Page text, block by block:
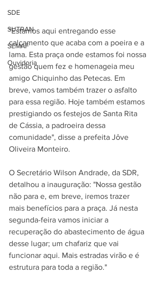
SDE
SUTRAN
SEMAF
Ouvidoria
"Estamos aqui entregando esse
calçamento que acaba com a poeira e a
lama. Esta praça onde estamos foi nossa
gestão quem fez e homenageia meu
amigo Chiquinho das Petecas. Em
breve, vamos também trazer o asfalto
para essa região. Hoje também estamos
prestigiando os festejos de Santa Rita
de Cássia, a padroeira dessa
comunidade", disse a prefeita Jôve
Oliveira Monteiro.
O Secretário Wilson Andrade, da SDR,
detalhou a inauguração: "Nossa gestão
não para e, em breve, iremos trazer
mais benefícios para a praça. Já nesta
segunda-feira vamos iniciar a
recuperação do abastecimento de água
desse lugar; um chafariz que vai
funcionar aqui. Mais estradas virão e é
estrutura para toda a região."